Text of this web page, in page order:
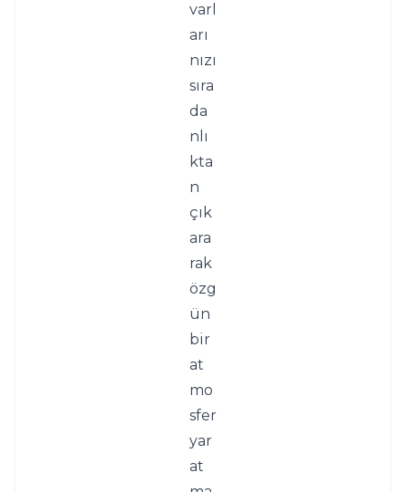
varl
arı
nızı
sıra
da
nlı
kta
n
çık
ara
rak
özg
ün
bir
at
mo
sfer
yar
at